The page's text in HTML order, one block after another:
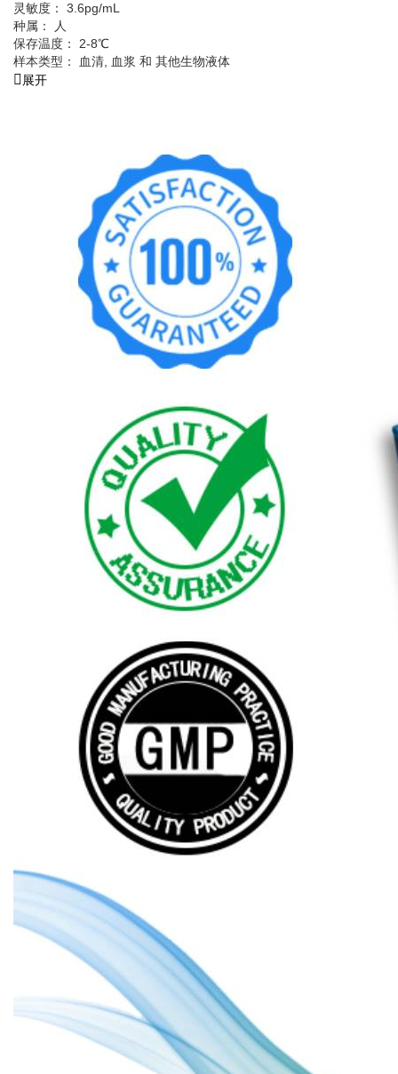
灵敏度： 3.6pg/mL
种属： 人
保存温度： 2-8℃
样本类型： 血清, 血浆 和 其他生物液体
展开